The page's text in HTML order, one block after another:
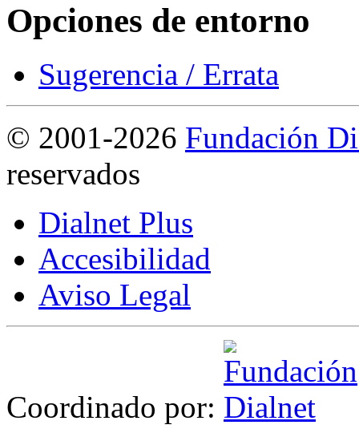
Opciones de entorno
Sugerencia / Errata
© 2001-2026 Fundación
reservados
Dialnet Plus
Accesibilidad
Aviso Legal
Coordinado por: